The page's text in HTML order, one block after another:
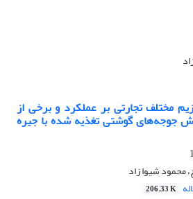
مختلف تجارتی بر عملکرد و برخی از
جوجه‌های گوشتی تغذیه شده با جیره
شیوا زاد
206.33 K